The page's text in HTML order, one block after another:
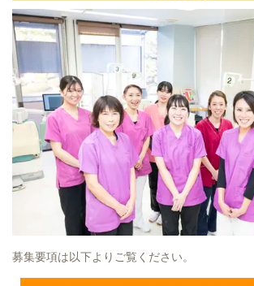
募集要項は以下よりご覧ください。